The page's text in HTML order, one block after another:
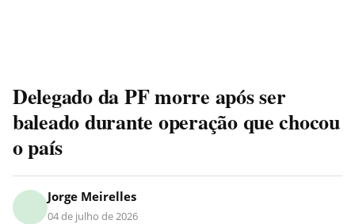
Delegado da PF morre após ser
baleado durante operação que chocou
o país
Jorge Meirelles
04 de julho de 2026